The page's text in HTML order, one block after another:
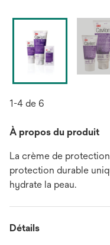
1-4 de 6
À propos du produit
La crème de
protection durable
hydrate la peau.
Détails